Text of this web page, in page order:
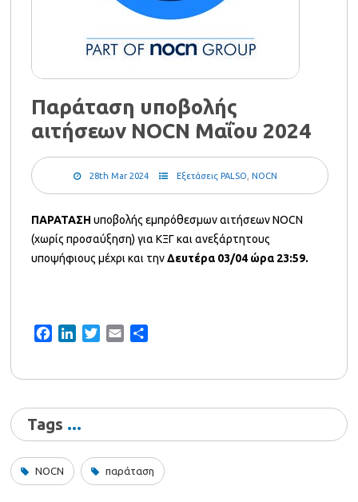
Παράταση υποβολής
αιτήσεων NOCN Μαΐου 2024
28th Mar 2024 Εξετάσεις PALSO ,NOCN
ΠΑΡΑΤΑΣΗυποβολής εμπρόθεσμων αιτήσεων NOCN
(χωρίς προσαύξηση) για ΚΞΓ και ανεξάρτητους
υποψήφιους μέχρι και τηνΔευτέρα 03/04 ώρα 23:59.
FacebookLinkedInTwitterEmail
Tags
NOCN παράταση